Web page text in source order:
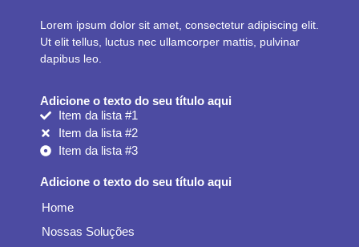
Lorem ipsum dolor sit amet, consectetur adipiscing elit.
Ut elit tellus, luctus nec ullamcorper mattis, pulvinar
dapibus leo.
Adicione o texto do seu título aqui
Item da lista #1
Item da lista #2
Item da lista #3
Adicione o texto do seu título aqui
Home
Nossas Soluções